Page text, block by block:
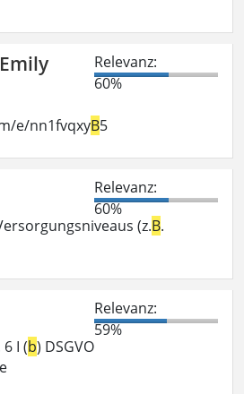
Relevanz:
60%
e/nn1fvqxyB5
Relevanz:
60%
(z.B.
Relevanz:
59%
I (b) DSGVO